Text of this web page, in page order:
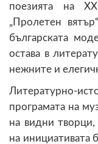
поезията на
„Пролетен
българската
остава в
нежните и
Литературно-
програмата на
на видни
на инициативата